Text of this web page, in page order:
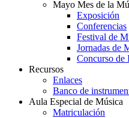
Mayo Mes de la
Exposición
Conferencias
Festival de
Jornadas de
Concurso de
Recursos
Enlaces
Banco de
Aula Especial de Música
Matriculación